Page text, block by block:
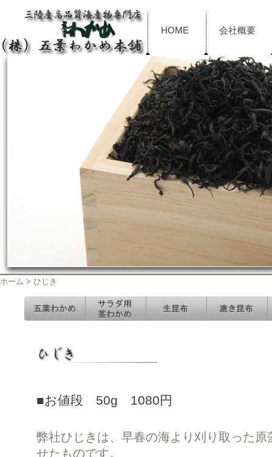
HOME 会社概要
サイトマップ
ホーム > ひじき
■お値段 50g 1080円
弊社ひじきは、早春の海より刈り取った
せたものです。